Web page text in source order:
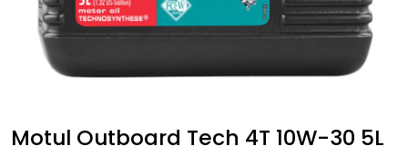
Motul Outboard Tech 4T 10W-30 5L